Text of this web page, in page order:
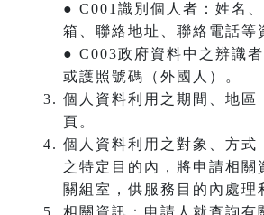
● C001識別個人者：姓名
箱、聯絡地址、聯絡電話等
● C003政府資料中之辨識
或護照號碼（外國人）。
個人資料利用之期間、地區
頁。
個人資料利用之對象、方式
之特定目的內，將申請相關
關組室，供服務目的內處理